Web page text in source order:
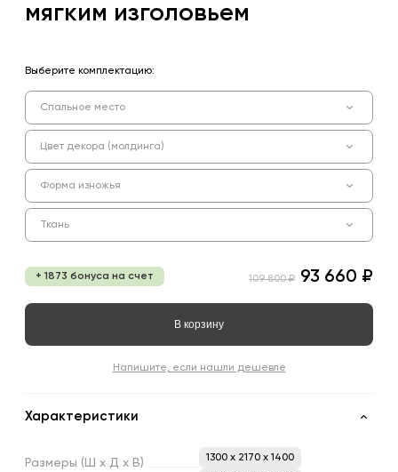
мягким изголовьем
Выберите комплектацию:
Спальное место
Цвет декора (молдинга)
Форма изножья
Ткань
+ 1873 бонуса на счет 109 800 ₽ 93 660 ₽
В корзину
Напишите, если нашли дешевле
Характеристики
Размеры (Ш х Д х В)
1300 x 2170 x 1400